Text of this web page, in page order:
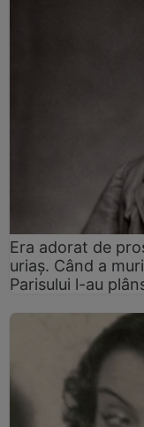
Era adorat de
uriaș. Când a
Parisului l-au